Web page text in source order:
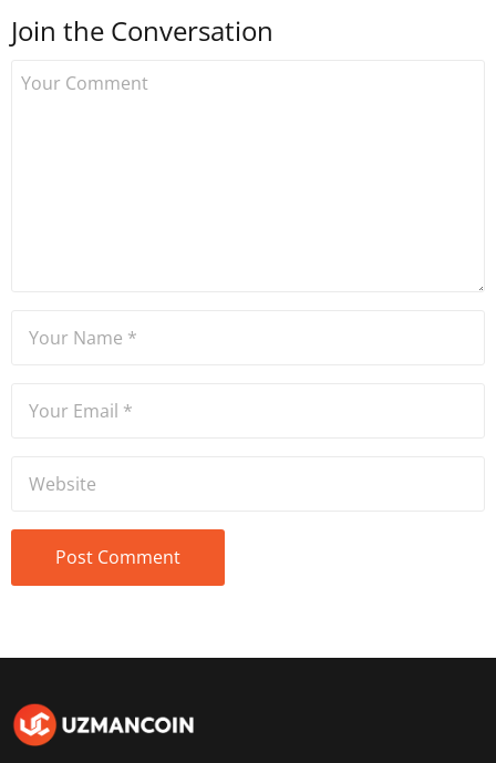
kurdu. 2017'nin Mayıs ayından
Join the Conversation